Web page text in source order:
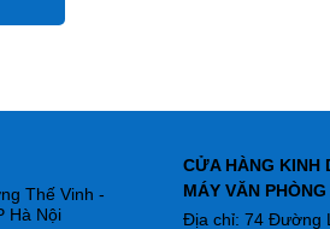
Thế Vinh -
Hà Nội
CỬA HÀNG KINH
MÁY VĂN PHÒNG
Địa chỉ: 74 Đường